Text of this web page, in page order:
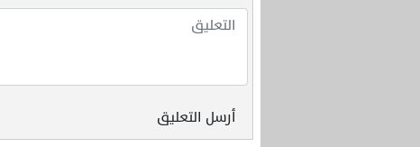
أرسل التعليق